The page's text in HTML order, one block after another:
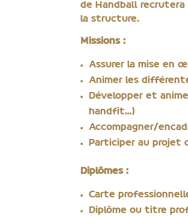
de Handball
la structure.
Missions :
Assurer la mise en
Animer les
Développer et
handfit…)
Accompagner/
Participer au projet
Diplômes :
Carte
Diplôme ou titre